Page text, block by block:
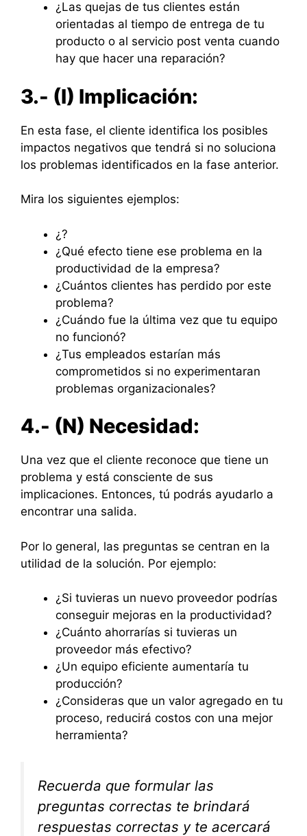
¿Las quejas de tus clientes están
orientadas al tiempo de entrega de tu
producto o al servicio post venta cuando
hay que hacer una reparación?
3.- (I) Implicación:
En esta fase, el cliente identifica los posibles
impactos negativos que tendrá si no soluciona
los problemas identificados en la fase anterior.
Mira los siguientes ejemplos:
¿?
¿Qué efecto tiene ese problema en la
productividad de la empresa?
¿Cuántos clientes has perdido por este
problema?
¿Cuándo fue la última vez que tu equipo
no funcionó?
¿Tus empleados estarían más
comprometidos si no experimentaran
problemas organizacionales?
4.- (N) Necesidad:
Una vez que el cliente reconoce que tiene un
problema y está consciente de sus
implicaciones. Entonces, tú podrás ayudarlo a
encontrar una salida.
Por lo general, las preguntas se centran en la
utilidad de la solución. Por ejemplo:
¿Si tuvieras un nuevo proveedor podrías
conseguir mejoras en la productividad?
¿Cuánto ahorrarías si tuvieras un
proveedor más efectivo?
¿Un equipo eficiente aumentaría tu
producción?
¿Consideras que un valor agregado en tu
proceso, reducirá costos con una mejor
herramienta?
Recuerda que formular las
preguntas correctas te brindará
respuestas correctas y te acercará